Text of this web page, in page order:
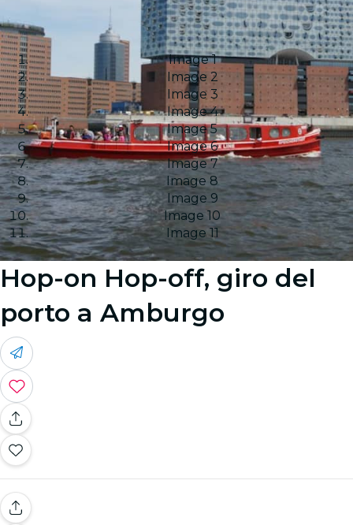
Image 1
Image 2
Image 3
Image 4
Image 5
Image 6
Image 7
Image 8
Image 9
Image 10
Image 11
Hop-on Hop-off, giro del
porto a Amburgo